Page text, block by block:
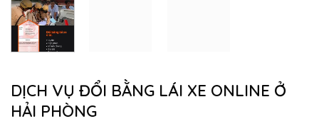
DỊCH VỤ ĐỔI BẰNG LÁI XE ONLINE Ở
HẢI PHÒNG